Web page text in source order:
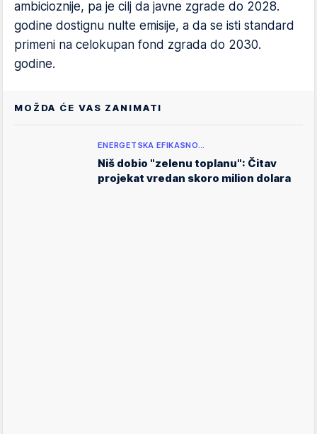
ambicioznije, pa je cilj da javne zgrade do 2028.
godine dostignu nulte emisije, a da se isti standard
primeni na celokupan fond zgrada do 2030.
godine.
MOŽDA ĆE VAS ZANIMATI
ENERGETSKA EFIKASNO…
Niš dobio "zelenu toplanu": Čitav
projekat vredan skoro milion dolara